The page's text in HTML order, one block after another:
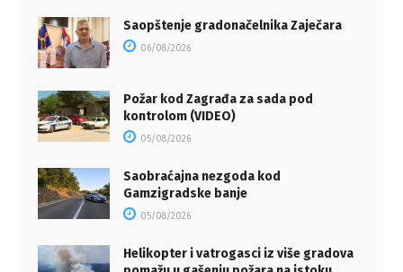
Saopštenje gradonačelnika Zaječara
06/08/2026
Požar kod Zagrađa za sada pod
kontrolom (VIDEO)
05/08/2026
Saobraćajna nezgoda kod
Gamzigradske banje
05/08/2026
Helikopter i vatrogasci iz više gradova